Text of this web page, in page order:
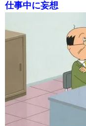
仕事中に妄想